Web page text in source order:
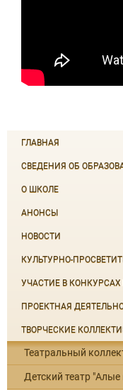
ГЛАВНАЯ
СВЕДЕНИЯ ОБ
О ШКОЛЕ
АНОНСЫ
НОВОСТИ
КУЛЬТУРНО-
УЧАСТИЕ В
ПРОЕКТНАЯ
ТВОРЧЕСКИЕ
Театральный
Детский театр "Алые